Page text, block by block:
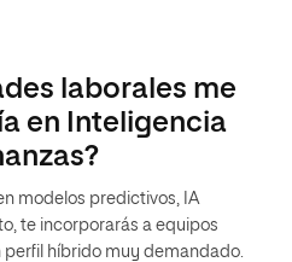
laborales me
en Inteligencia
modelos predictivos, IA
te incorporarás a equipos
híbrido muy demandado.